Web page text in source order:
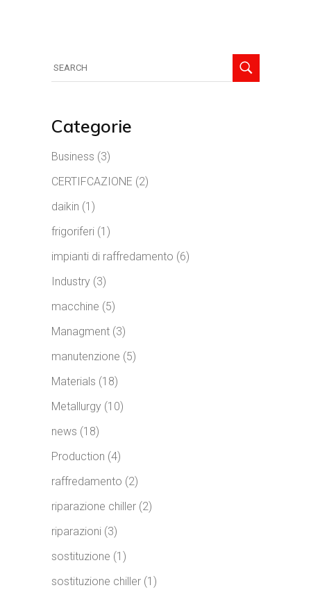
for:
Categorie
Business (3)
CERTIFCAZIONE (2)
daikin (1)
frigoriferi (1)
impianti di raffredamento (6)
Industry (3)
macchine (5)
Managment (3)
manutenzione (5)
Materials (18)
Metallurgy (10)
news (18)
Production (4)
raffredamento (2)
riparazione chiller (2)
riparazioni (3)
sostituzione (1)
sostituzione chiller (1)